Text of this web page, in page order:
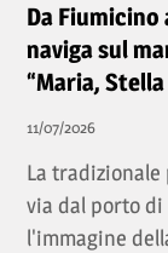
Da
naviga sul
“Maria,
11/07/2026
La
via dal porto
l'immagine